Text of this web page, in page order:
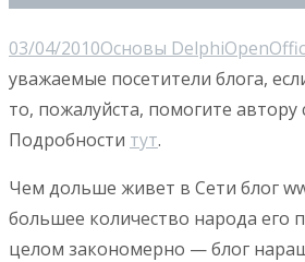
03/04/2010Основы Delphi
уважаемые посетители блога,
то, пожалуйста, помогите автору
Подробности тут.
Чем дольше живет в Сети блог
большее количество народа его
целом закономерно — блог